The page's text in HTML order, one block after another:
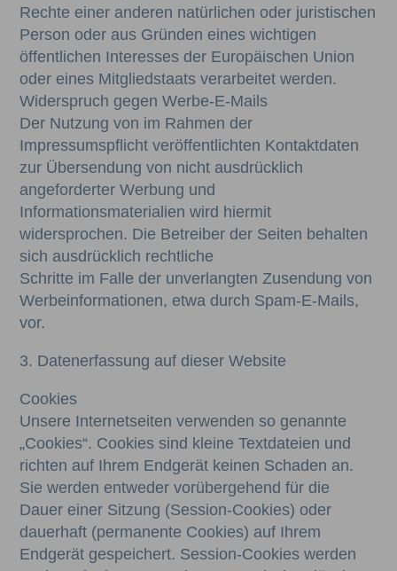
Rechte einer anderen natürlichen oder juristischen
Person oder aus Gründen eines wichtigen
öffentlichen Interesses der Europäischen Union
oder eines Mitgliedstaats verarbeitet werden.
Widerspruch gegen Werbe-E-Mails
Der Nutzung von im Rahmen der
Impressumspflicht veröffentlichten Kontaktdaten
zur Übersendung von nicht ausdrücklich
angeforderter Werbung und
Informationsmaterialien wird hiermit
widersprochen. Die Betreiber der Seiten behalten
sich ausdrücklich rechtliche
Schritte im Falle der unverlangten Zusendung von
Werbeinformationen, etwa durch Spam-E-Mails,
vor.
3. Datenerfassung auf dieser Website
Cookies
Unsere Internetseiten verwenden so genannte
„Cookies“. Cookies sind kleine Textdateien und
richten auf Ihrem Endgerät keinen Schaden an.
Sie werden entweder vorübergehend für die
Dauer einer Sitzung (Session-Cookies) oder
dauerhaft (permanente Cookies) auf Ihrem
Endgerät gespeichert. Session-Cookies werden